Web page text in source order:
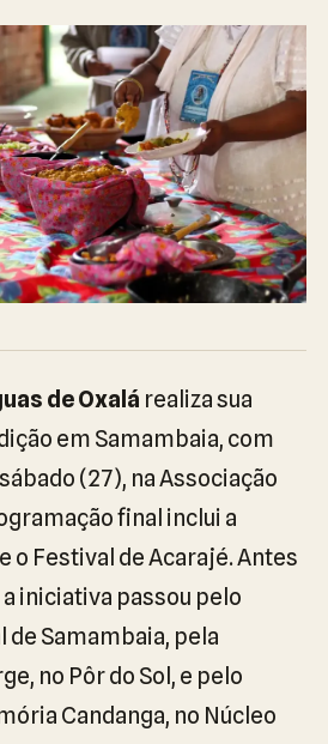
de Oxalá realiza sua
em Samambaia, com
(27), na Associação
final inclui a
o Festival de Acarajé. Antes
iniciativa passou pelo
Samambaia, pela
no Pôr do Sol, e pelo
Candanga, no Núcleo